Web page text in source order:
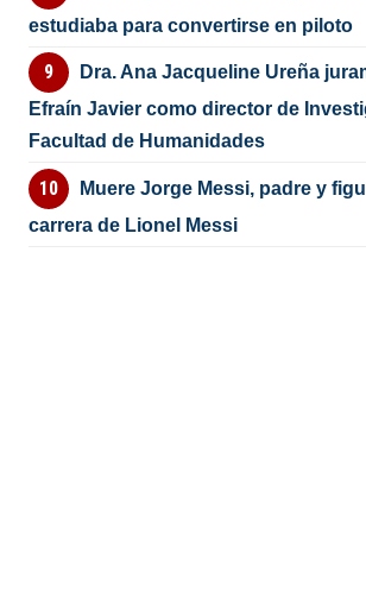
estudiaba para convertirse en piloto
Dra. Ana Jacqueline Ureña
Efraín Javier como director de
Facultad de Humanidades
Muere Jorge Messi, padre y
carrera de Lionel Messi